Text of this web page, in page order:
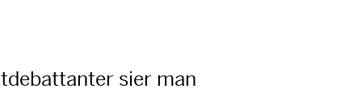
sier man